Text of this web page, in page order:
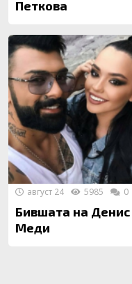
Петкова
Бившата на
Меди
август 24 5985 0